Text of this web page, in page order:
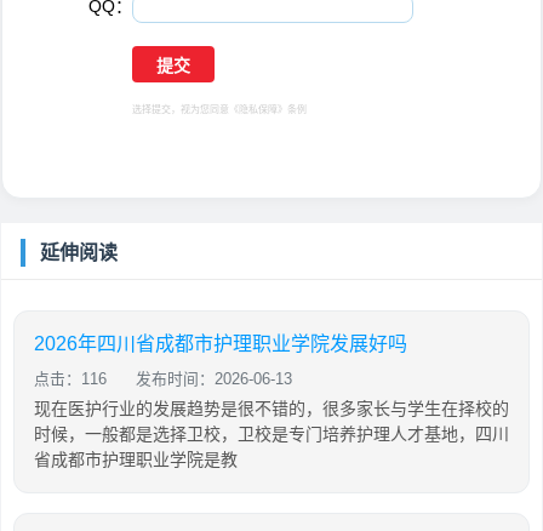
QQ：
选择提交，视为您同意 《隐私保障》 条例
延伸阅读
2026年四川省成都市护理职业学院发展好吗
点击：116 发布时间：2026-06-13
现在医护行业的发展趋势是很不错的，很多家长与学生在择校的
时候，一般都是选择卫校，卫校是专门培养护理人才基地，四川
省成都市护理职业学院是教